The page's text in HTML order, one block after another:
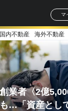
マ
国内不動産 海外不動産
業者〈2億
…「資産とし